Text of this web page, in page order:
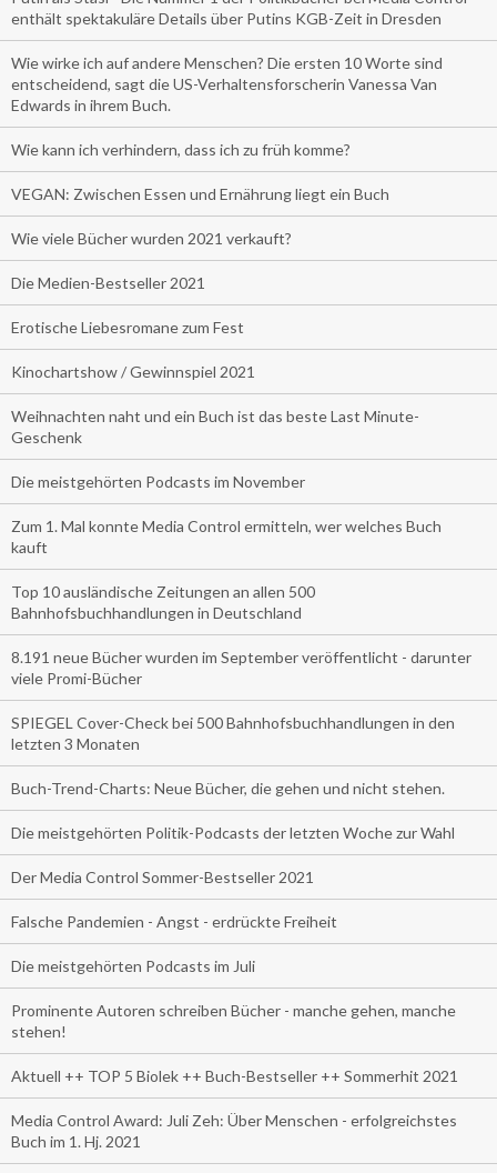
enthält spektakuläre Details über Putins KGB-Zeit in Dresden
Wie wirke ich auf andere Menschen? Die ersten 10 Worte sind
entscheidend, sagt die US-Verhaltensforscherin Vanessa Van
Edwards in ihrem Buch.
Wie kann ich verhindern, dass ich zu früh komme?
VEGAN: Zwischen Essen und Ernährung liegt ein Buch
Wie viele Bücher wurden 2021 verkauft?
Die Medien-Bestseller 2021
Erotische Liebesromane zum Fest
Kinochartshow / Gewinnspiel 2021
Weihnachten naht und ein Buch ist das beste Last Minute-
Geschenk
Die meistgehörten Podcasts im November
Zum 1. Mal konnte Media Control ermitteln, wer welches Buch
kauft
Top 10 ausländische Zeitungen an allen 500
Bahnhofsbuchhandlungen in Deutschland
8.191 neue Bücher wurden im September veröffentlicht - darunter
viele Promi-Bücher
SPIEGEL Cover-Check bei 500 Bahnhofsbuchhandlungen in den
letzten 3 Monaten
Buch-Trend-Charts: Neue Bücher, die gehen und nicht stehen.
Die meistgehörten Politik-Podcasts der letzten Woche zur Wahl
Der Media Control Sommer-Bestseller 2021
Falsche Pandemien - Angst - erdrückte Freiheit
Die meistgehörten Podcasts im Juli
Prominente Autoren schreiben Bücher - manche gehen, manche
stehen!
Aktuell ++ TOP 5 Biolek ++ Buch-Bestseller ++ Sommerhit 2021
Media Control Award: Juli Zeh: Über Menschen - erfolgreichstes
Buch im 1. Hj. 2021